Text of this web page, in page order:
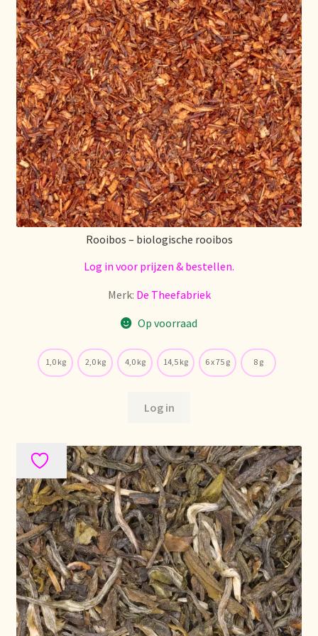
Over ons
Pagos y descuentos
Paiement et réductions
Payment and discounts
Pedidos y plazos de entrega
Personal Branding
Politique tarifaire
Pricing policy
Prijsbeleid
Privacy statement
Privacyverklaring
Product range
Rooibos – biologische rooibos
Log in voor prijzen & bestellen.
Merk: De Theefabriek
Op voorraad
1,0 kg 2,0 kg 4,0 kg 14,5 kg 6 x 75 g 8 g
Log in